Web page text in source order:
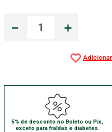
＋
－
5% de desconto no Boleto ou Pix,
exceto para fraldas e diabetes.
Aparelho Pressão